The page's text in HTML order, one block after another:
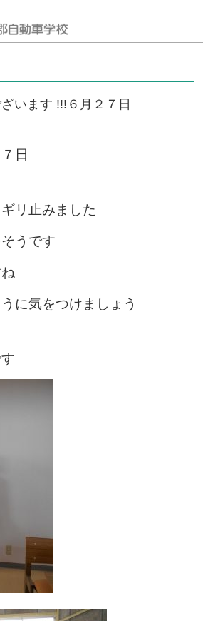
います !!!６月２７日
日
リ止みました
うです
に気をつけましょう